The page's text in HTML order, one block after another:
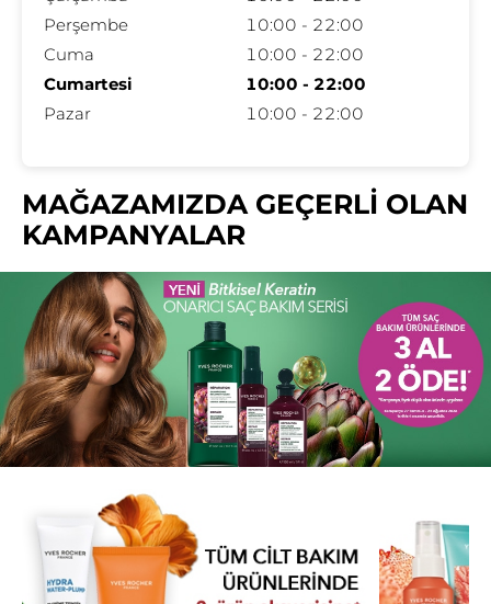
Perşembe
10:00 - 22:00
Cuma
10:00 - 22:00
Cumartesi
10:00 - 22:00
Pazar
10:00 - 22:00
MAĞAZAMIZDA GEÇERLİ OLAN
KAMPANYALAR